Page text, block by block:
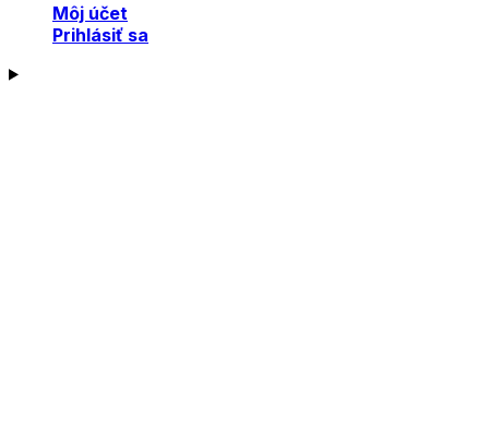
Môj účet
Prihlásiť sa